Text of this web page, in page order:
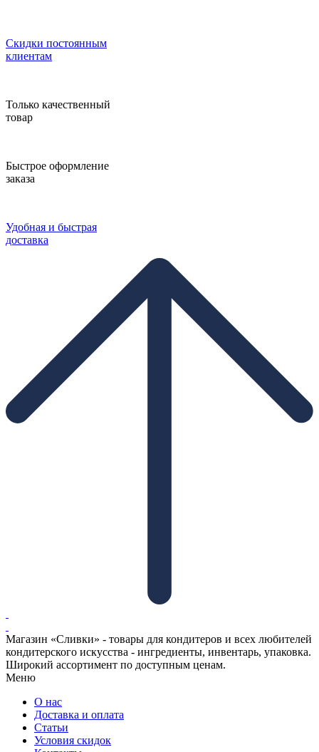
Скидки постоянным
клиентам
Только качественный
товар
Быстрое оформление
заказа
Удобная и быстрая
доставка
Магазин «Сливки» - товары для кондитеров и всех любителей
кондитерского искусства - ингредиенты, инвентарь, упаковка.
Широкий ассортимент по доступным ценам.
Меню
О нас
Доставка и оплата
Статьи
Условия скидок